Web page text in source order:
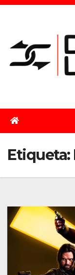
Saltar
Etiqueta: